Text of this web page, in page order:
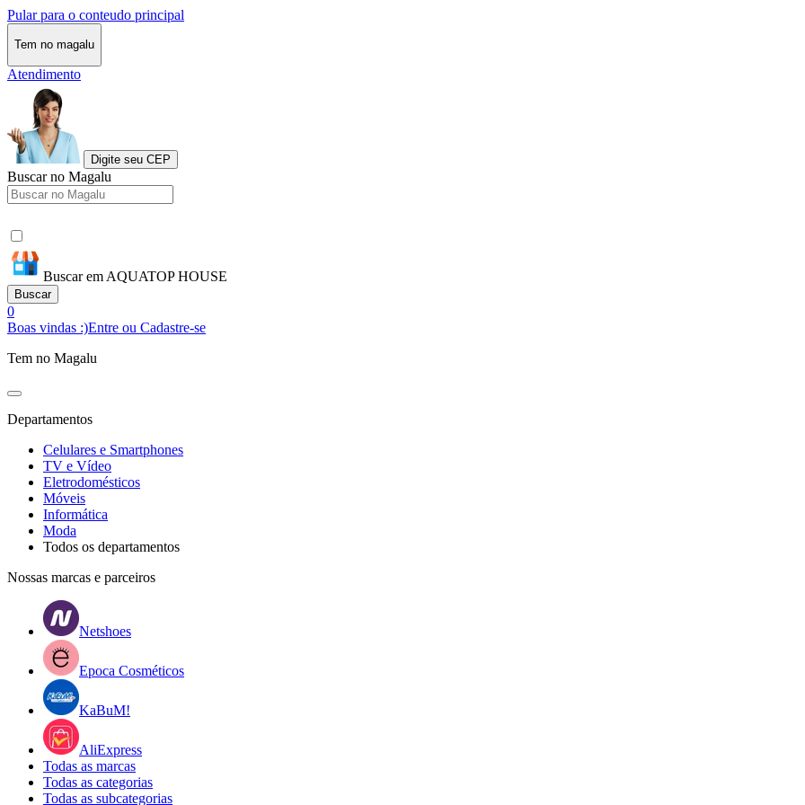
Pular para o conteudo principal
Tem no magalu
Atendimento
Digite seu CEP
Buscar no Magalu
Buscar em AQUATOP HOUSE
Buscar
0
Boas vindas :)Entre ou Cadastre-se
Tem no Magalu
Departamentos
Celulares e Smartphones
TV e Vídeo
Eletrodomésticos
Móveis
Informática
Moda
Todos os departamentos
Nossas marcas e parceiros
Netshoes
Epoca Cosméticos
KaBuM!
AliExpress
Todas as marcas
Todas as categorias
Todas as subcategorias